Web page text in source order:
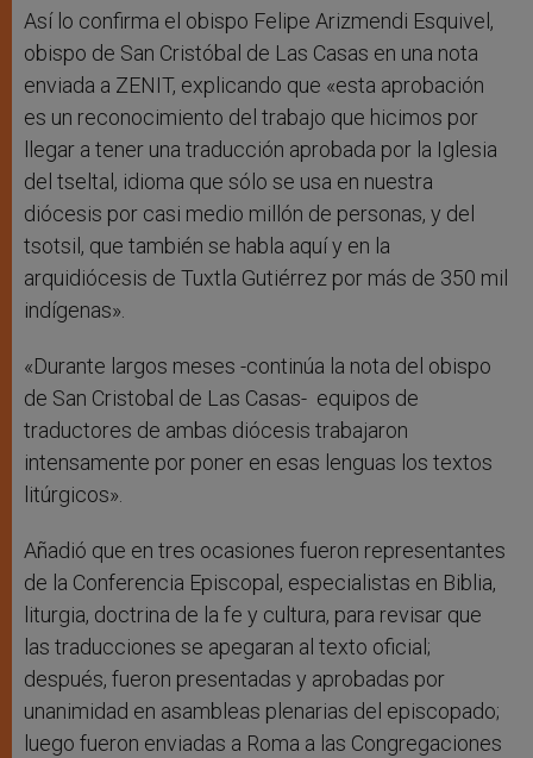
Así lo confirma el obispo Felipe Arizmendi Esquivel,
obispo de San Cristóbal de Las Casas en una nota
enviada a ZENIT, explicando que «esta aprobación
es un reconocimiento del trabajo que hicimos por
llegar a tener una traducción aprobada por la Iglesia
del tseltal, idioma que sólo se usa en nuestra
diócesis por casi medio millón de personas, y del
tsotsil, que también se habla aquí y en la
arquidiócesis de Tuxtla Gutiérrez por más de 350 mil
indígenas».
«Durante largos meses -continúa la nota del obispo
de San Cristobal de Las Casas- equipos de
traductores de ambas diócesis trabajaron
intensamente por poner en esas lenguas los textos
litúrgicos».
Añadió que en tres ocasiones fueron representantes
de la Conferencia Episcopal, especialistas en Biblia,
liturgia, doctrina de la fe y cultura, para revisar que
las traducciones se apegaran al texto oficial;
después, fueron presentadas y aprobadas por
unanimidad en asambleas plenarias del episcopado;
luego fueron enviadas a Roma a las Congregaciones